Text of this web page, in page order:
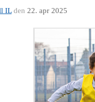
ILden 22. apr 2025